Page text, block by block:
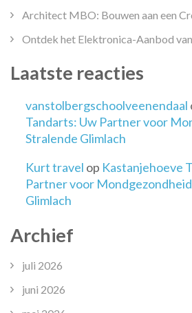
Architect MBO: Bouwen aan een
Ontdek het Elektronica-Aanbod
Laatste reacties
vanstolbergschoolveenendaal
Tandarts: Uw Partner voor
Stralende Glimlach
Kurt travel op Kastanjehoeve
Partner voor
Glimlach
Archief
juli 2026
juni 2026